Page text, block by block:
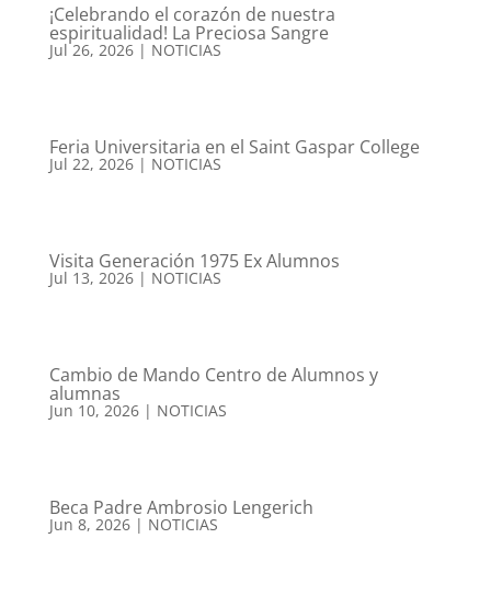
¡Celebrando el corazón de nuestra
espiritualidad! La Preciosa Sangre
Jul 26, 2026| NOTICIAS
Feria Universitaria en el Saint Gaspar College
Jul 22, 2026| NOTICIAS
Visita Generación 1975 Ex Alumnos
Jul 13, 2026| NOTICIAS
Cambio de Mando Centro de Alumnos y
alumnas
Jun 10, 2026| NOTICIAS
Beca Padre Ambrosio Lengerich
Jun 8, 2026| NOTICIAS